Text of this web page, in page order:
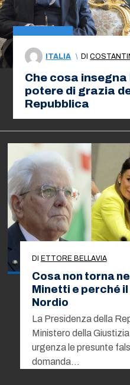
ITALIA \ DI
Che cosa
potere di grazia
Repubblica
DI ETTORE BELLAVIA
Cosa non torna
Minetti e perché
Nordio
La Presidenza della
Ministero della
urgenza le presunte
domanda…